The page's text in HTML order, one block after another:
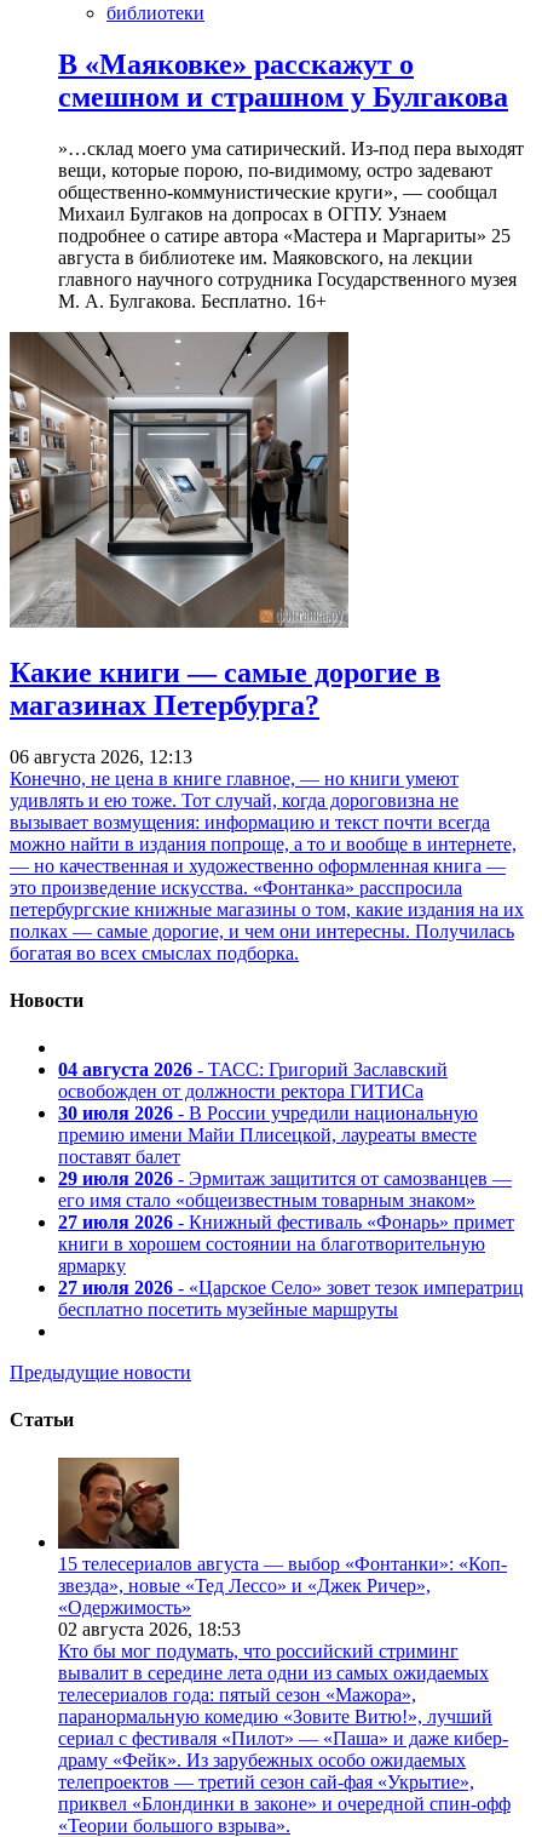
библиотеки
В «Маяковке» расскажут о
смешном и страшном у Булгакова
»…склад моего ума сатирический. Из-под пера выходят
вещи, которые порою, по-видимому, остро задевают
общественно-коммунистические круги», — сообщал
Михаил Булгаков на допросах в ОГПУ. Узнаем
подробнее о сатире автора «Мастера и Маргариты» 25
августа в библиотеке им. Маяковского, на лекции
главного научного сотрудника Государственного музея
М. А. Булгакова. Бесплатно. 16+
Какие книги — самые дорогие в
магазинах Петербурга?
06 августа 2026, 12:13
Конечно, не цена в книге главное, — но книги умеют
удивлять и ею тоже. Тот случай, когда дороговизна не
вызывает возмущения: информацию и текст почти всегда
можно найти в издания попроще, а то и вообще в интернете,
— но качественная и художественно оформленная книга —
это произведение искусства. «Фонтанка» расспросила
петербургские книжные магазины о том, какие издания на их
полках — самые дорогие, и чем они интересны. Получилась
богатая во всех смыслах подборка.
Новости
04 августа 2026 - ТАСС: Григорий Заславский
освобожден от должности ректора ГИТИСа
30 июля 2026 - В России учредили национальную
премию имени Майи Плисецкой, лауреаты вместе
поставят балет
29 июля 2026 - Эрмитаж защитится от самозванцев —
его имя стало «общеизвестным товарным знаком»
27 июля 2026 - Книжный фестиваль «Фонарь» примет
книги в хорошем состоянии на благотворительную
ярмарку
27 июля 2026 - «Царское Село» зовет тезок императриц
бесплатно посетить музейные маршруты
Предыдущие новости
Статьи
15 телесериалов августа — выбор «Фонтанки»: «Коп-
звезда», новые «Тед Лессо» и «Джек Ричер»,
«Одержимость»
02 августа 2026, 18:53
Кто бы мог подумать, что российский стриминг
вывалит в середине лета одни из самых ожидаемых
телесериалов года: пятый сезон «Мажора»,
паранормальную комедию «Зовите Витю!», лучший
сериал с фестиваля «Пилот» — «Паша» и даже кибер-
драму «Фейк». Из зарубежных особо ожидаемых
телепроектов — третий сезон сай-фая «Укрытие»,
приквел «Блондинки в законе» и очередной спин-офф
«Теории большого взрыва».